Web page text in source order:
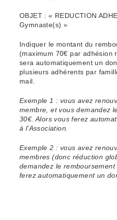
OBJET : « REDUCTION
Gymnaste(s) »
Indiquer le montant du
(maximum 70€ par adhésion
sera automatiquement un
plusieurs adhérents par
mail.
Exemple 1 : vous avez
membre, et vous demandez
30€. Alors vous ferez
à l’Association.
Exemple 2 : vous avez
membres (donc réduction
demandez le
ferez automatiquement un